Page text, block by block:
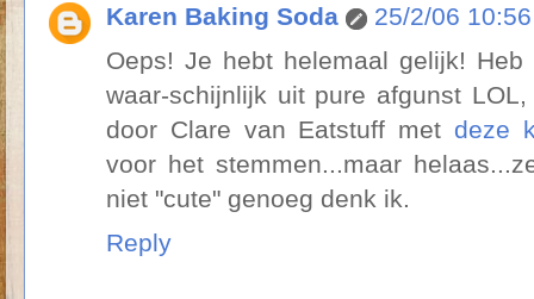
Karen Baking Soda
25/2/06
Oeps! Je hebt helemaal gelijk!
waar-schijnlijk uit pure afgunst
door Clare van Eatstuff met deze
voor het stemmen...maar
niet "cute" genoeg denk ik.
Reply